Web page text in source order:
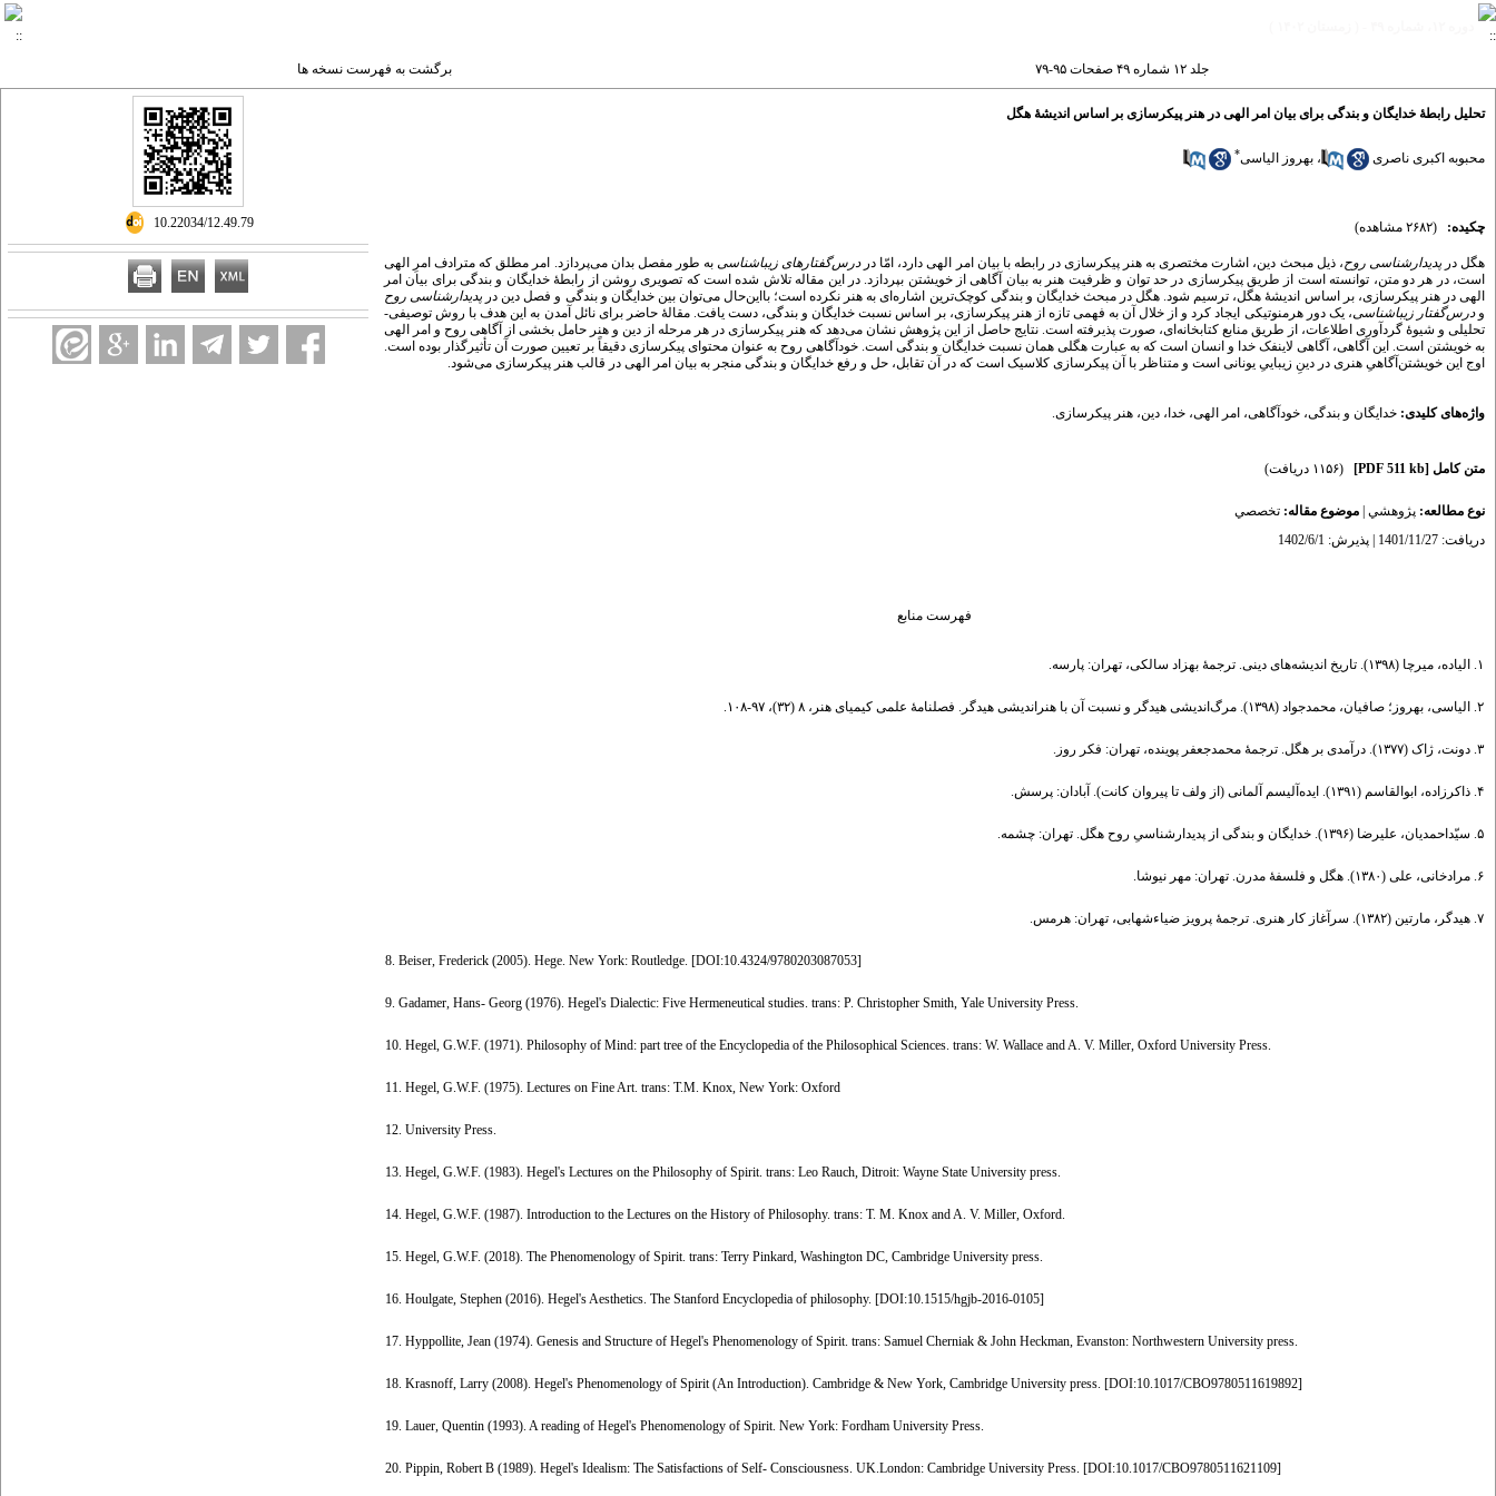
جلد ۱۲ شماره ۴۹ صفحات ۹۵-۷۹ برگشت به فهرست نسخه ها
تحلیل رابطۀ خدایگان و بندگی برای بیان امر الهی در هنر پیکرسازی بر اساس اندیشۀ هگل
محبوبه اکبری ناصری ، بهروز الیاسی*
چکیده: (۲۶۸۲ مشاهده)
هگل درپدیدارشناسی روح، ذیل مبحث دین، اشارت مختصری به هنر پیکرسازی در رابطه با بیان امر الهی دارد، امّا دردرس‌گفتارهای زیباشناسی به طور مفصل بدان می‌پردازد. امر مطلق که مترادف امرِ الهی
است، در هر دو متن، توانسته است از طریق پیکرسازی در حد توان و ظرفیت هنر به بیان آگاهی از خویشتن بپردازد. در این مقاله تلاش شده است که تصویری روشن از رابطۀ خدایگان و بندگی برای بیان امر
الهی در هنر پیکرسازی، بر اساس اندیشۀ هگل، ترسیم شود. هگل در مبحث خدایگان و بندگی کوچک‌ترین اشاره‌ای به هنر نکرده است؛ بااین‌حال می‌توان بین خدایگان و بندگی و فصل دین در پدیدارشناسی روح
ودرس‌گفتار زیباشناسی، یک دور هرمنوتیکی ایجاد کرد و از خلال آن به فهمی تازه از هنر پیکرسازی، بر اساس نسبت خدایگان و بندگی، دست یافت. مقالۀ حاضر برای نائل آمدن به این هدف با روش توصیفی-
تحلیلی و شیوۀ گردآوری اطلاعات، از طریق منابع کتابخانه‌ای، صورت پذیرفته است. نتایج حاصل از این پژوهش نشان می‌دهد که هنر پیکرسازی در هر مرحله از دین و هنر حامل بخشی از آگاهی روح و امر الهی
به خویشتن است. این آگاهی، آگاهی لاینفک خدا و انسان است که به عبارت هگلی همان نسبت خدایگان و بندگی است. خودآگاهی روح به عنوان محتوای پیکرسازی دقیقاً بر تعیین صورت آن تأثیرگذار بوده است.
اوج این خویشتن‌آگاهیِ هنری در دینِ زیباییِ یونانی است و متناظر با آن پیکرسازی کلاسیک است که در آن تقابل، حل و رفع خدایگان و بندگی منجر به بیان امر الهی در قالب هنر پیکرسازی می‌شود.
واژه‌های کلیدی: خدایگان و بندگی، خودآگاهی، امر الهی، خدا ، دین، هنر پیکرسازی.
متن کامل [PDF 511 kb] (۱۱۵۶ دریافت)
نوع مطالعه: پژوهشي موضوع مقاله: تخصصي
دریافت: 1401/11/27 | پذیرش: 1402/6/1
فهرست منابع
۱. الیاده، میرچا (۱۳۹۸). تاریخ اندیشه‌‌‌های دینی. ترجمۀ بهزاد سالکی، تهران: پارسه.
۲. الیاسی، بهروز؛ صافیان، محمدجواد (۱۳۹۸). مرگ‌اندیشی هیدگر و نسبت آن با هنراندیشی هیدگر. فصلنامۀ علمی کیمیای هنر، ۸ (۳۲)، ۹۷-۱۰۸.
۳. دونت، ژاک (۱۳۷۷). درآمدی بر هگل. ترجمۀ محمدجعفر پوینده، تهران: فکر روز.
۴. ذاکرزاده، ابوالقاسم (۱۳۹۱). ایده‌آلیسم آلمانی (از ولف تا پیروان کانت). آبادان: پرسش.
۵. سیّداحمدیان، علیرضا (۱۳۹۶). خدایگان و بندگی از پدیدارشناسیِ روح هگل. تهران: چشمه.
۶. مرادخانی، علی (۱۳۸۰). هگل و فلسفۀ مدرن. تهران: مهر نیوشا.
۷. هیدگر، مارتین (۱۳۸۲). سرآغاز کار هنری. ترجمۀ پرویز ضیاءشهابی، تهران: هرمس.
8. Beiser, Frederick (2005). Hege. New York: Routledge. [DOI:10.4324/9780203087053]
9. Gadamer, Hans- Georg (1976). Hegel's Dialectic: Five Hermeneutical studies. trans: P. Christopher Smith, Yale University Press.
10. Hegel, G.W.F. (1971). Philosophy of Mind: part tree of the Encyclopedia of the Philosophical Sciences. trans: W. Wallace and A. V. Miller, Oxford University Press.
11. Hegel, G.W.F. (1975). Lectures on Fine Art. trans: T.M. Knox, New York: Oxford
12. University Press.
13. Hegel, G.W.F. (1983). Hegel's Lectures on the Philosophy of Spirit. trans: Leo Rauch, Ditroit: Wayne State University press.
14. Hegel, G.W.F. (1987). Introduction to the Lectures on the History of Philosophy. trans: T. M. Knox and A. V. Miller, Oxford.
15. Hegel, G.W.F. (2018). The Phenomenology of Spirit. trans: Terry Pinkard, Washington DC, Cambridge University press.
16. Houlgate, Stephen (2016). Hegel's Aesthetics. The Stanford Encyclopedia of philosophy. [DOI:10.1515/hgjb-2016-0105]
17. Hyppollite, Jean (1974). Genesis and Structure of Hegel's Phenomenology of Spirit. trans: Samuel Cherniak & John Heckman, Evanston: Northwestern University press.
18. Krasnoff, Larry (2008). Hegel's Phenomenology of Spirit (An Introduction). Cambridge & New York, Cambridge University press. [DOI:10.1017/CBO9780511619892]
19. Lauer, Quentin (1993). A reading of Hegel's Phenomenology of Spirit. New York: Fordham University Press.
20. Pippin, Robert B (1989). Hegel's Idealism: The Satisfactions of Self- Consciousness. UK.London: Cambridge University Press. [DOI:10.1017/CBO9780511621109]
‎ 10.22034/12.49.79